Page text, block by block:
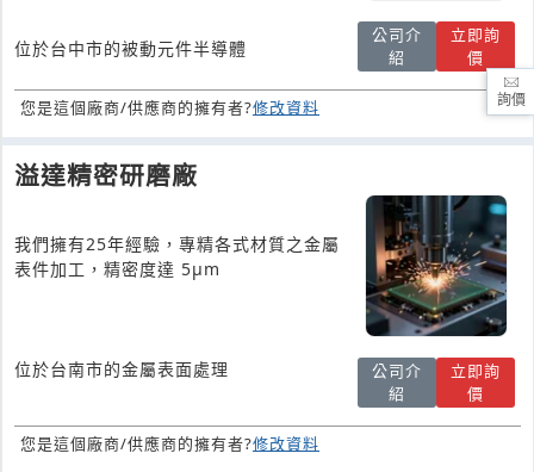
位於台中市的被動元件半導體
公司介
紹
立即詢
價
您是這個廠商/供應商的擁有者?修改資料
溢達精密研磨廠
我們擁有25年經驗，專精各式材質之金屬
表件加工，精密度達 5μm
位於台南市的金屬表面處理
公司介
紹
立即詢
價
您是這個廠商/供應商的擁有者?修改資料
詢價